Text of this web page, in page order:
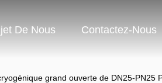
De Nous Contactez-Nous
grand ouverte de DN25-PN25